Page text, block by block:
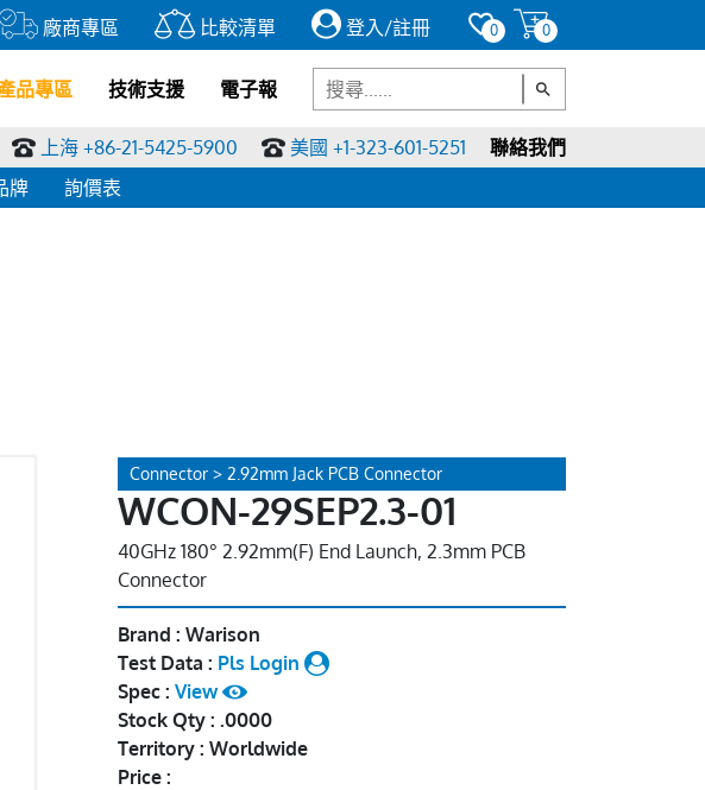
廠商專區 比較清單 登入/註冊 0 0
品專區 技術支援 電子報
上海 +86-21-5425-5900 美國 +1-323-601-5251
聯絡我們
牌 詢價表
Connector > 2.92mm Jack PCB Connector
WCON-29SEP2.3-01
40GHz 180° 2.92mm(F) End Launch, 2.3mm PCB
Connector
Brand : Warison
Test Data : Pls Login
Spec : View
Stock Qty : .0000
Territory : Worldwide
Price :